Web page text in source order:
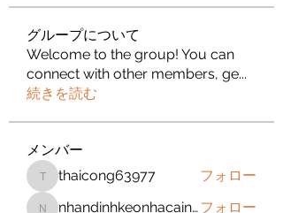
グループについて
Welcome to the group! You can
connect with other members, ge...
続きを読む
メンバー
thaicong63977
thaicong63977 フォロー
nhandinhkeonhacainewsフォロー